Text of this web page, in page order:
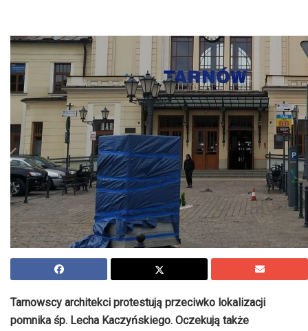
Tarnowscy architekci protestują przeciwko lokalizacji
pomnika śp. Lecha Kaczyńskiego. Oczekują także